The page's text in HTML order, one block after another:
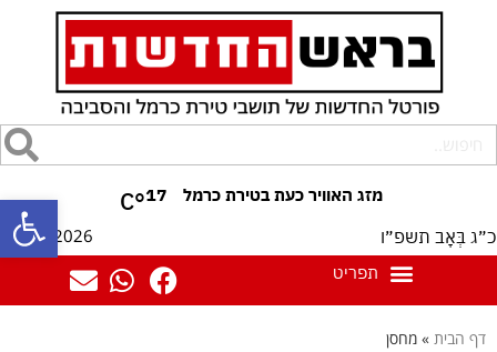
פתח 17
°C
כ״ג בְּאָב תשפ״ו 06/08/2026
דף הבית » מחסן